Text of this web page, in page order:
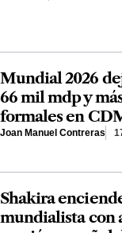
Mundial 2026
66 mil mdp y
formales en
Joan Manuel Contreras
Shakira
mundialista con